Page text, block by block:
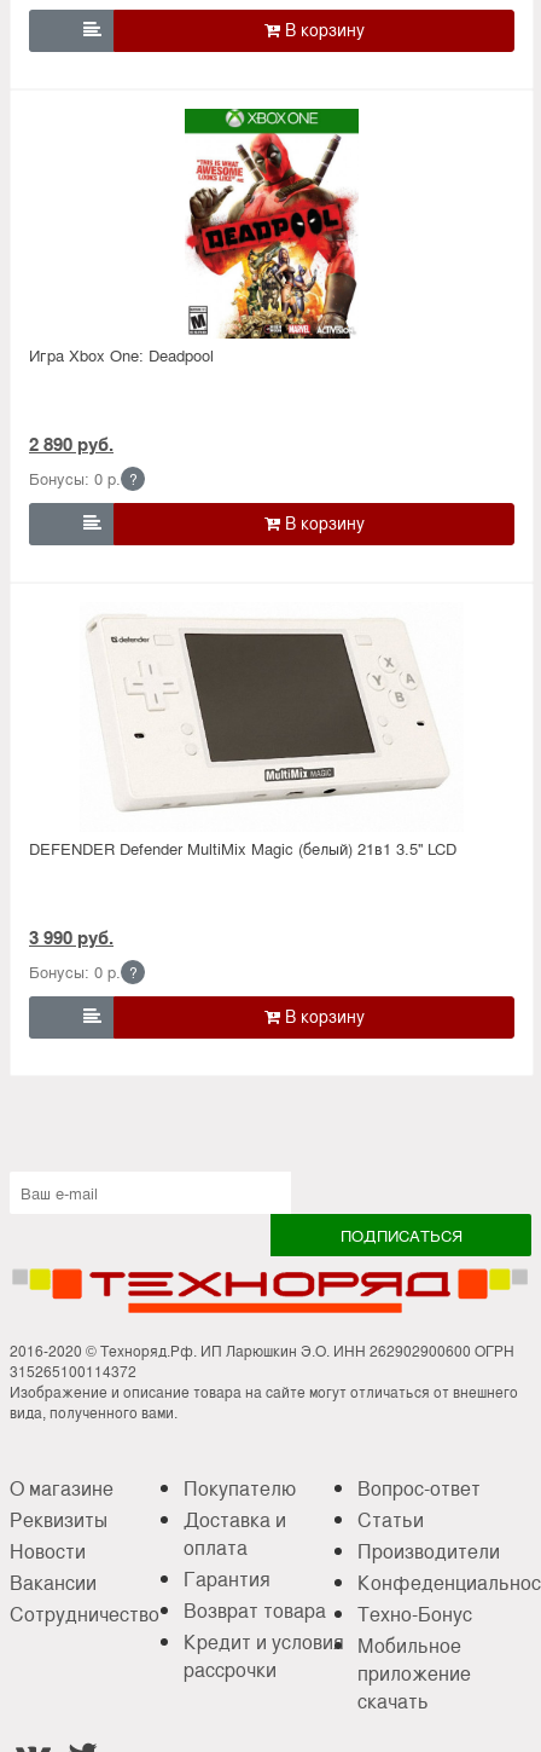

Игра Xbox One: Deadpool
2 890 руб.
Бонусы: 0 р. ?

DEFENDER Defender MultiMix Magic (белый) 21в1 3.5'' LCD
3 990 руб.
Бонусы: 0 р. ?

2016-2020 © Техноряд.Рф. ИП Ларюшкин Э.О. ИНН 262902900600 ОГРН
315265100114372
Изображение и описание товара на сайте могут отличаться от внешнего
вида, полученного вами.
О магазине
Реквизиты
Новости
Вакансии
Сотрудничество
Покупателю
Доставка и
оплата
Гарантия
Возврат товара
Кредит и условия
рассрочки
Вопрос-ответ
Статьи
Производители
Техно-Бонус
Мобильное
приложение
скачать